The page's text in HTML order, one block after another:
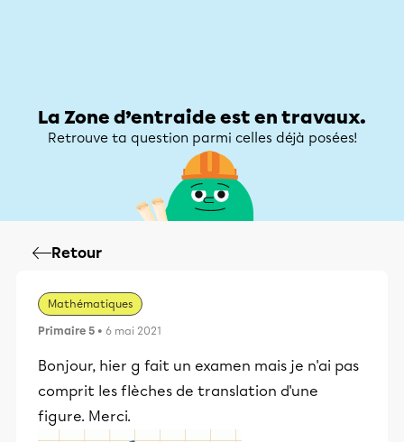
La Zone d’entraide est en travaux.
Retrouve ta question parmi celles déjà posées!
Retour
Mathématiques
Primaire 5 • 6 mai 2021
Bonjour, hier g fait un examen mais je n'ai pas
comprit les flèches de translation d'une
figure. Merci.